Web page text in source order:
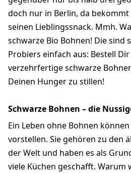
doch nur in Berlin, da
seinen Lieblingssnack. Mmh.
schwarze Bio Bohnen! Die sind
Probiers einfach aus: Bestell
verzehrfertige schwarze
Deinen Hunger zu stillen!
Schwarze Bohnen – die
Ein Leben ohne Bohnen
vorstellen. Sie gehören zu den
der Welt und haben es als
viele Küchen geschafft. Warum